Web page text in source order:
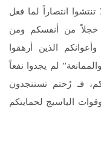
تنتشوا انتصاراً لما فعل
خجلاً من أنفسكم ومن
الذين أرهقوا
لم يجدوا نفعاً
فـ رُحتم تستنجدون
الباسيج لحمايتكم